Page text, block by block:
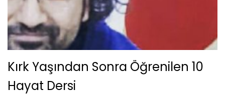
Kırk Yaşından Sonra Öğrenilen 10
Hayat Dersi